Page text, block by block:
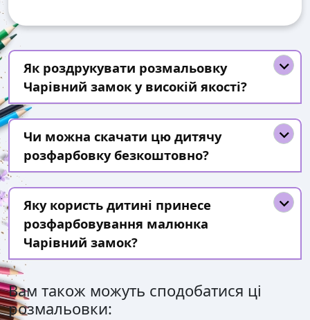
Як роздрукувати розмальовку
Чарівний замок у високій якості?
Чи можна скачати цю дитячу
розфарбовку безкоштовно?
Яку користь дитині принесе
розфарбовування малюнка
Чарівний замок?
Вам також можуть сподобатися ці
розмальовки: